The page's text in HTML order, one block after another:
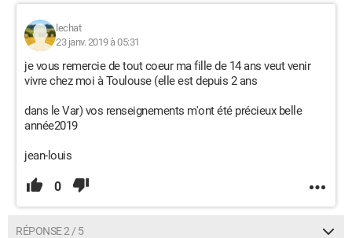
lechat
23 janv. 2019 à 05:31
je vous remercie de tout coeur ma fille de 14 ans veut venir
vivre chez moi à Toulouse (elle est depuis 2 ans
dans le Var) vos renseignements m'ont été précieux belle
année2019
jean-louis
0
RÉPONSE 2 / 5